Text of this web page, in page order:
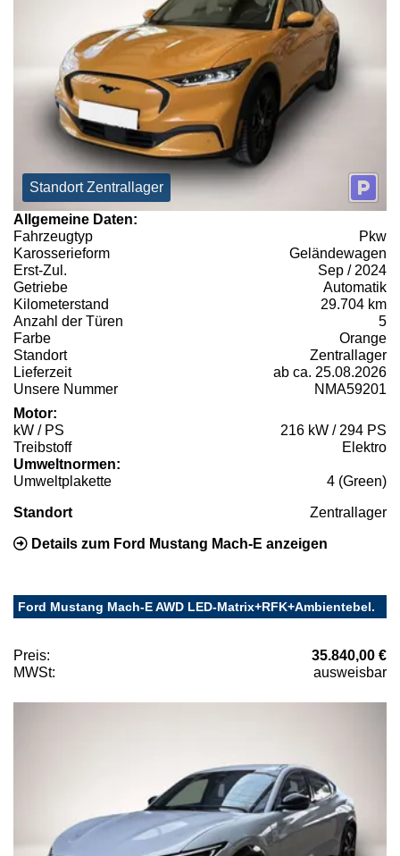
Standort Zentrallager
Allgemeine Daten:
Fahrzeugtyp
Pkw
Karosserieform
Geländewagen
Erst-Zul.
Sep / 2024
Getriebe
Automatik
Kilometerstand
29.704 km
Anzahl der Türen
5
Farbe
Orange
Standort
Zentrallager
Lieferzeit
ab ca. 25.08.2026
Unsere Nummer
NMA59201
Motor:
kW / PS
216 kW / 294 PS
Treibstoff
Elektro
Umweltnormen:
Umweltplakette
4 (Green)
Standort Zentrallager
Details zum Ford Mustang Mach-E anzeigen
Ford Mustang Mach-E AWD LED-Matrix+RFK+Ambientebel.
Preis:
35.840,00 €
MWSt:
ausweisbar